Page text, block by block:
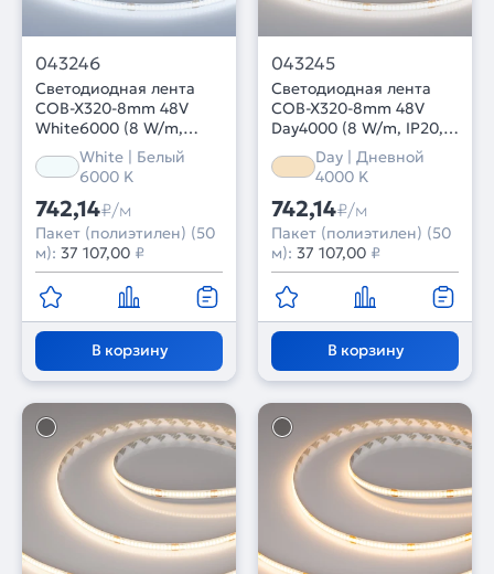
043246
Светодиодная лента
COB-X320-8mm 48V
White6000 (8 W/m,
IP20, 50m PRO REEL)
(Arlight, -)
White | Белый
6000 K
742,14₽/м
Пакет (полиэтилен) (50
м): 37 107,00 ₽
В корзину
043245
Светодиодная лента
COB-X320-8mm 48V
Day4000 (8 W/m, IP20,
50m PRO REEL) (Arlight,
-)
Day | Дневной
4000 K
742,14₽/м
Пакет (полиэтилен) (50
м): 37 107,00 ₽
В корзину